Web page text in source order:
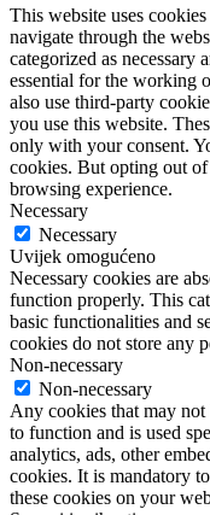
This website uses
navigate through the
categorized as necessary
essential for the working
also use third-party
you use this website.
only with your consent.
cookies. But opting out
browsing experience.
Necessary
Necessary
Uvijek omogućeno
Necessary cookies are
function properly. This
basic functionalities and
cookies do not store any
Non-necessary
Non-necessary
Any cookies that may
to function and is used
analytics, ads, other
cookies. It is mandatory
these cookies on your